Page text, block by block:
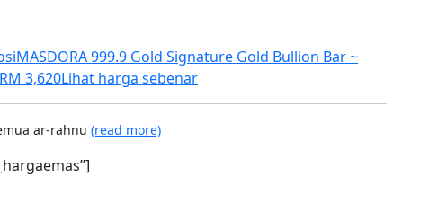
MASDORA 999.9 Gold Signature Gold Bullion Bar ~
RM 3,620Lihat harga sebenar
ar-rahnu (read more)